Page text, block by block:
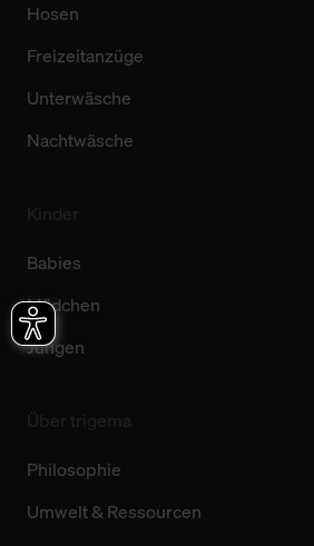
Hosen
Freizeitanzüge
Unterwäsche
Nachtwäsche
Babies
Mädchen
Jungen
Philosophie
Umwelt & Ressourcen